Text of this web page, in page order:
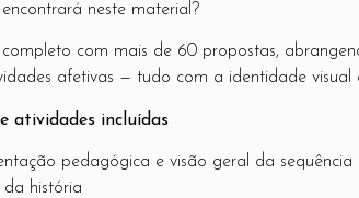
neste material?
com mais de 60 propostas,
afetivas — tudo com a identidade visual
atividades incluídas
pedagógica e visão geral da sequência
história